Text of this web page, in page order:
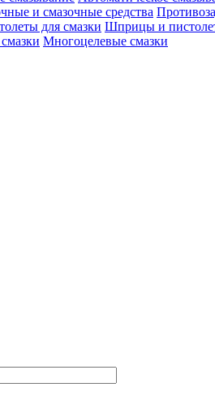
Шприцы и
Многоцелевые смазки